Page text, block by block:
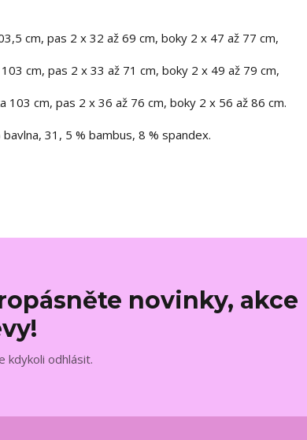
cm, pas 2 x 32 až 69 cm, boky 2 x 47 až 77 cm,
cm, pas 2 x 33 až 71 cm, boky 2 x 49 až 79 cm,
103 cm, pas 2 x 36 až 76 cm, boky 2 x 56 až 86 cm.
bavlna, 31, 5 % bambus, 8 % spandex.
novinky, akce
kdykoli odhlásit.